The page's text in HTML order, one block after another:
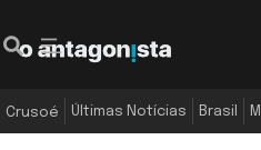
Crusoé Últimas Notícias Brasil